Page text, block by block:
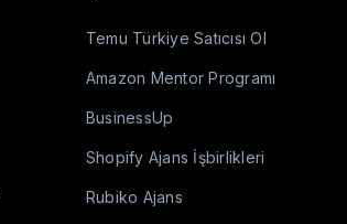
Temu Türkiye Satıcısı Ol
Amazon Mentor Programı
BusinessUp
Shopify Ajans İşbirlikleri
Rubiko Ajans